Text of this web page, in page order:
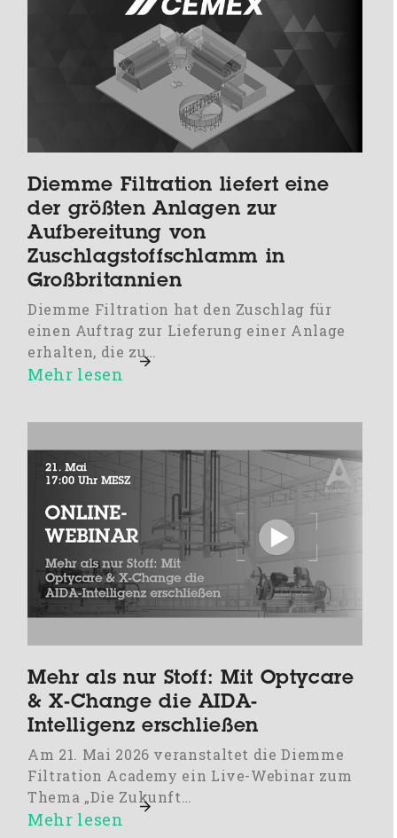
Diemme Filtration liefert eine
der größten Anlagen zur
Aufbereitung von
Zuschlagstoffschlamm in
Großbritannien
Diemme Filtration hat den Zuschlag für
einen Auftrag zur Lieferung einer Anlage
erhalten, die zu…
Mehr lesen
Mehr als nur Stoff: Mit Optycare
& X-Change die AIDA-
Intelligenz erschließen
Am 21. Mai 2026 veranstaltet die Diemme
Filtration Academy ein Live-Webinar zum
Thema „Die Zukunft…
Mehr lesen